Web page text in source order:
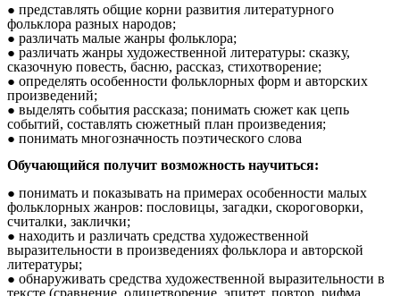
представлять общие корни развития литературного
фольклора разных народов;
различать малые жанры фольклора;
различать жанры художественной литературы: сказку,
сказочную повесть, басню, рассказ, стихотворение;
определять особенности фольклорных форм и авторских
произведений;
выделять события рассказа; понимать сюжет как цепь
событий, составлять сюжетный план произведения;
понимать многозначность поэтического слова
Обучающийся получит возможность научиться:
понимать и показывать на примерах особенности малых
фольклорных жанров: пословицы, загадки, скороговорки,
считалки, заклички;
находить и различать средства художественной
выразительности в произведениях фольклора и авторской
литературы;
обнаруживать средства художественной выразительности в
тексте (сравнение, олицетворение, эпитет, повтор, рифма,